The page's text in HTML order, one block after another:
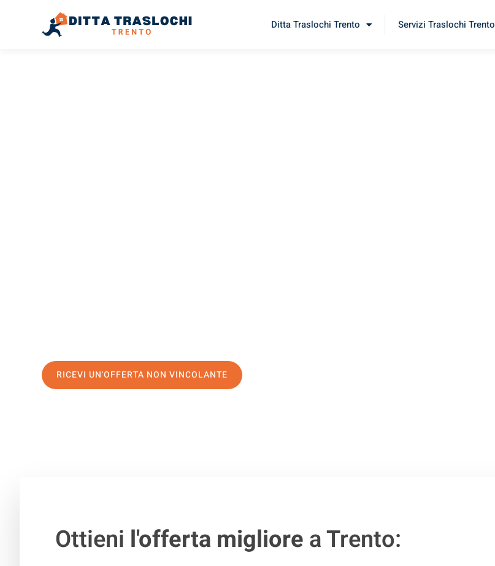
Ditta Traslochi Trento Servizi Traslochi Trento
RICEVI UN'OFFERTA NON VINCOLANTE
Ottieni l'offerta migliorea Trento: